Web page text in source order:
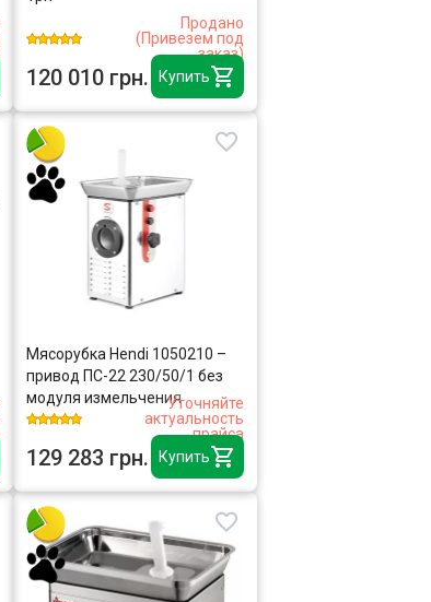
Купить
Продано
(Привезем под
заказ)
120 010 грн.
Купить
Мясорубка Hendi 1050210 –
привод ПС-22 230/50/1 без
модуля измельченияУточняйте
актуальность
прайса
129 283 грн.